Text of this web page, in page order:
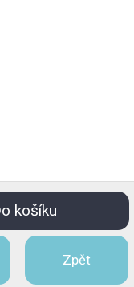
košíku
Zpět